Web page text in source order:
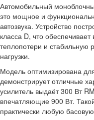
Автомобильный
это мощное и
автозвука. Устройство
класса D, что
теплопотери и стабильную
нагрузки.
Модель оптимизирована
демонстрирует отличные
усилитель выдаёт 300 Вт
впечатляющие 900 Вт.
практически любую